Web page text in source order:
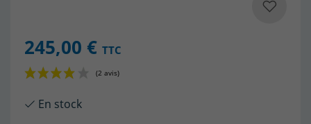
245,00 € TTC
En stock